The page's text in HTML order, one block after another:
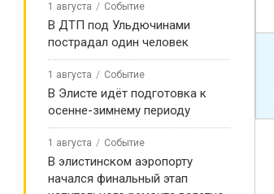
1 августа Событие
В ДТП под Ульдючинами
пострадал один человек
1 августа Событие
В Элисте идёт подготовка к
осенне-зимнему периоду
1 августа Событие
В элистинском аэропорту
начался финальный этап